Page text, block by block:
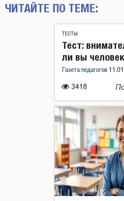
ЧИТАЙТЕ ПО ТЕМЕ:
ТЕСТЫ
3418
Тест:
ли вы
Газета педагогов